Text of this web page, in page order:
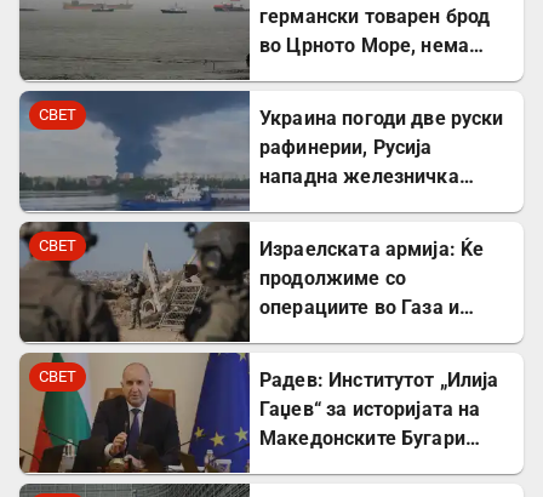
германски товарен брод
во Црното Море, нема
СВЕТ
Украина погоди две руски
рафинерии, Русија
нападна железничка
СВЕТ
Израелската армија: Ќе
продолжиме со
операциите во Газа и
СВЕТ
Радев: Институтот „Илија
Гаџев“ за историјата на
Македонските Бугари